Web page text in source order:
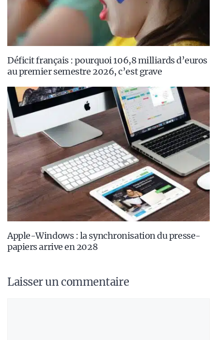
Déficit français : pourquoi 106,8 milliards d’euros
au premier semestre 2026, c’est grave
Apple-Windows : la synchronisation du presse-
papiers arrive en 2028
Laisser un commentaire